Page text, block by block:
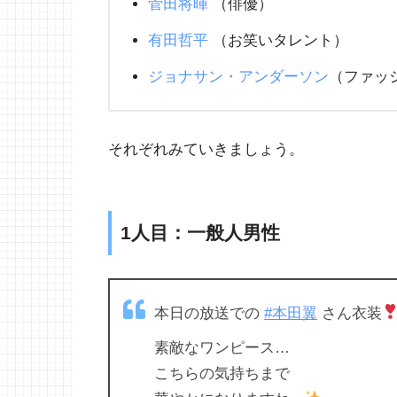
菅田将暉 （俳優）
有田哲平 （お笑いタレント）
ジョナサン・アンダーソン （ファッ
それぞれみていきましょう。
1人目：一般人男性
本日の放送での #本田翼 さん衣装
素敵なワンピース…
こちらの気持ちまで